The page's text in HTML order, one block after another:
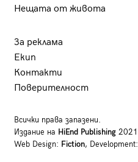
Нещата от живота
За реклама
Екип
Контакти
Поверителност
Всички права запазени.
Издание на HiEnd Publishing2021
Web Design: Fiction, Development: